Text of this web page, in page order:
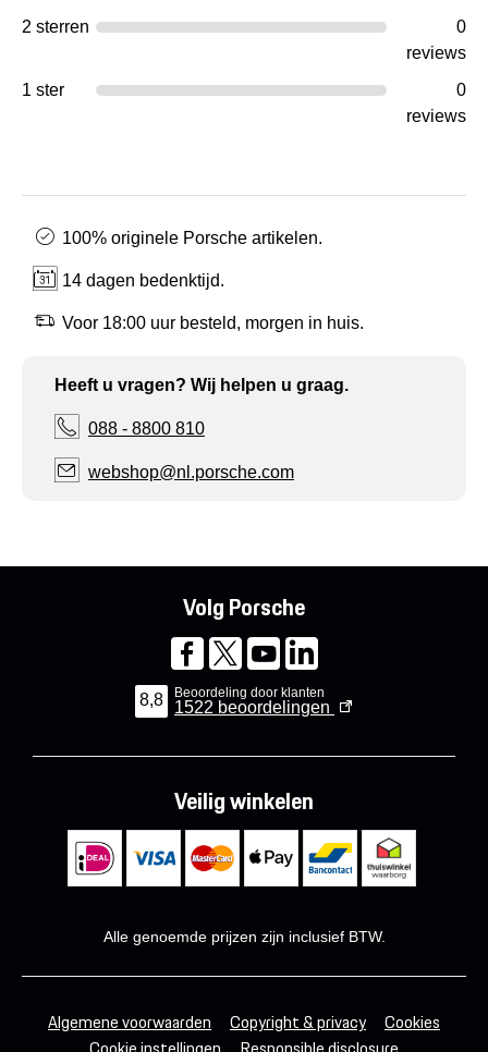
2 sterren
0
reviews
1 ster
0
reviews
100% originele Porsche artikelen.
14 dagen bedenktijd.
Voor 18:00 uur besteld, morgen in huis.
Heeft u vragen? Wij helpen u graag.
088 - 8800 810
webshop@nl.porsche.com
Volg Porsche
8,8 Beoordeling door klanten
1522 beoordelingen
Veilig winkelen
Alle genoemde prijzen zijn inclusief BTW.
Algemene voorwaarden Copyright & privacy
Cookies